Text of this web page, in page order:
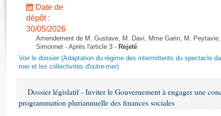
Rapports d'information
Rapports d'enquête
Rapports législatifs
Rapports sur l'application des lois
Dossiers législatifs
Anciennes législatures
Liens vers les sites publics
Date de
dépôt :
30/05/2026
Amendement de M. Gustave, M. Davi, Mme Garin, M.
Simonnet - Après l'article 3 - Rejeté
Voir le dossier (Adaptation du régime des intermittents du spectacle
mer et les collectivités d'outre-mer)
Dossier législatif - Inviter le Gouvernement à engager une
programmation pluriannuelle des finances sociales